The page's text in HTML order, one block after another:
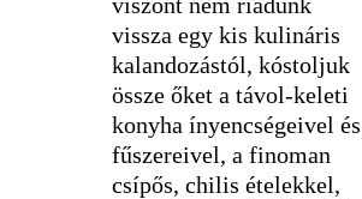
vissza egy kis kulináris
kalandozástól, kóstoljuk
össze őket a távol-keleti
konyha ínyencségeivel és
fűszereivel, a finoman
csípős, chilis ételekkel,